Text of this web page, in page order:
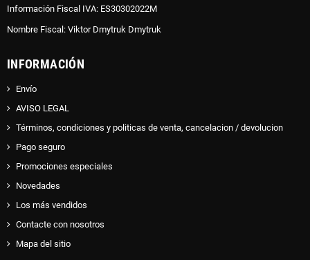
Información Fiscal IVA: ES30302022M
Nombre Fiscal: Viktor Dmytruk Dmytruk
INFORMACIÓN
Envío
AVISO LEGAL
Términos, condiciones y politicas de venta, cancelacion / devolucion
Pago seguro
Promociones especiales
Novedades
Los más vendidos
Contacte con nosotros
Mapa del sitio